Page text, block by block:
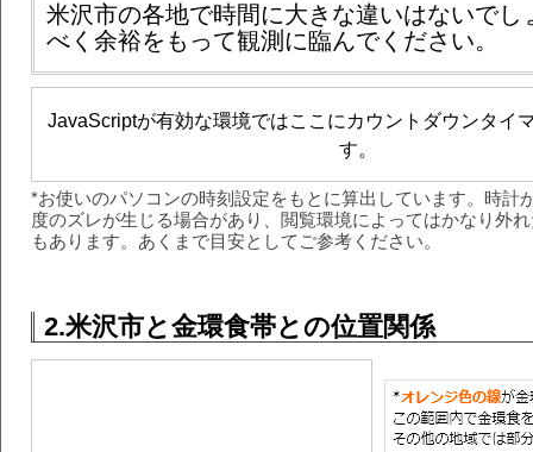
米沢市の各地で時間に大きな違いはないでし
べく余裕をもって観測に臨んでください。
JavaScriptが有効な環境ではここにカウントダウンタイ
す。
*お使いのパソコンの時刻設定をもとに算出しています。時計
度のズレが生じる場合があり、閲覧環境によってはかなり外
もあります。あくまで目安としてご参考ください。
2.米沢市と金環食帯との位置関係